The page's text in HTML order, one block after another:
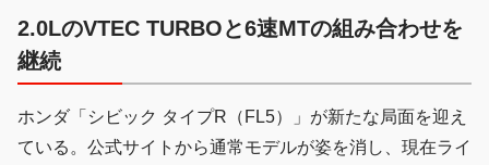
2.0LのVTEC TURBOと6速MTの組み合わせを
継続
ホンダ「シビック タイプR（FL5）」が新たな局面を迎え
ている。公式サイトから通常モデルが姿を消し、現在ライ